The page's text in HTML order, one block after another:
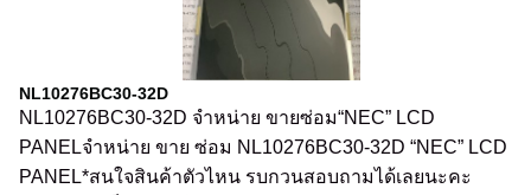
NL10276BC30-32D
NL10276BC30-32D จำหน่าย ขายซ่อม“NEC” LCD
PANELจำหน่าย ขาย ซ่อม NL10276BC30-32D “NEC” LCD
PANEL*สนใจสินค้าตัวไหน รบกวนสอบถามได้เลยนะคะ